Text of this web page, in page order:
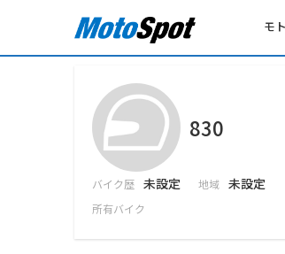
モ
830
バイク歴 未設定 地域 未設定
所有バイク